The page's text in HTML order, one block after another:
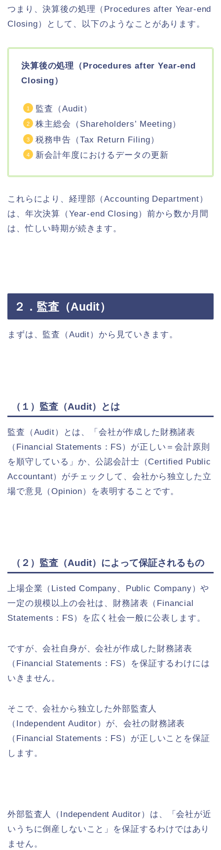
つまり、決算後の処理（Procedures after Year-end
Closing）として、以下のようなことがあります。
決算後の処理（Procedures after Year-end
Closing）
監査（Audit）
株主総会（Shareholders’ Meeting）
税務申告（Tax Return Filing）
新会計年度におけるデータの更新
これらにより、経理部（Accounting Department）
は、年次決算（Year-end Closing）前から数か月間
は、忙しい時期が続きます。
２．監査（Audit）
まずは、監査（Audit）から見ていきます。
（１）監査（Audit）とは
監査（Audit）とは、「会社が作成した財務諸表
（Financial Statements：FS）が正しい＝会計原則
を順守している」か、公認会計士（Certified Public
Accountant）がチェックして、会社から独立した立
場で意見（Opinion）を表明することです。
（２）監査（Audit）によって保証されるもの
上場企業（Listed Company、Public Company）や
一定の規模以上の会社は、財務諸表（Financial
Statements：FS）を広く社会一般に公表します。
ですが、会社自身が、会社が作成した財務諸表
（Financial Statements：FS）を保証するわけには
いきません。
そこで、会社から独立した外部監査人
（Independent Auditor）が、会社の財務諸表
（Financial Statements：FS）が正しいことを保証
します。
外部監査人（Independent Auditor）は、「会社が近
いうちに倒産しないこと」を保証するわけではあり
ません。